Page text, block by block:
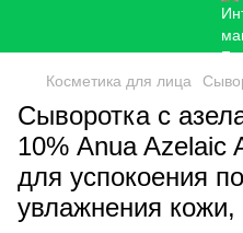
Косметика для лица
Сыворотка с
10% Anua Azelaic
для успокоения
увлажнения